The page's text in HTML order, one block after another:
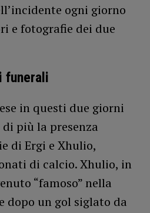
ogni giorno
e fotografie dei due
funerali
in questi due giorni
più la presenza
di Ergi e Xhulio,
di calcio. Xhulio, in
“famoso” nella
dopo un gol siglato da